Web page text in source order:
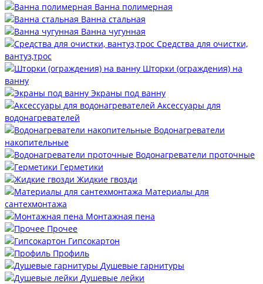
Ванна полимерная
Ванна стальная
Ванна чугунная
Средства для очистки,
вантуз,трос
Шторки (ограждения) на
ванну
Экраны под ванну
Аксессуары для
водонагревателей
Водонагреватели
накопительные
Водонагреватели проточные
Герметики
Жидкие гвозди
Материалы для
сантехмонтажа
Монтажная пена
Прочее
Гипсокартон
Профиль
Душевые гарнитуры
Душевые лейки